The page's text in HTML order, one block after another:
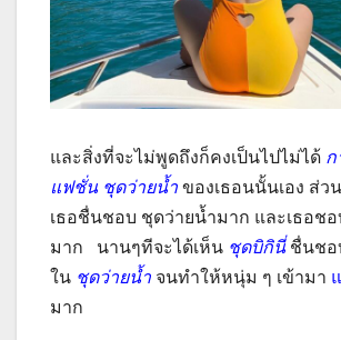
และสิ่งที่จะไม่พูดถึงก็คงเป็นไปไม่ได้ ก
แฟชั่น ชุดว่ายน้ำ ของเธอนนั้นเอง ส่ว
เธอชื่นชอบ ชุดว่ายน้ำมาก และเธอชอ
มาก นานๆทีจะได้เห็น ชุดบิกินี่ชื่นชอ
ใน ชุดว่ายน้ำ จนทำให้หนุ่ม ๆ เข้ามา
มาก